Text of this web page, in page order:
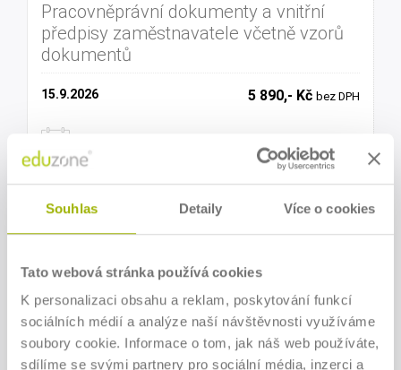
Souhlas Detaily Více o cookies
Tato webová stránka používá cookies
K personalizaci obsahu a reklam, poskytování funkcí
sociálních médií a analýze naší návštěvnosti využíváme
soubory cookie. Informace o tom, jak náš web používáte,
sdílíme se svými partnery pro sociální média, inzerci a
Pracovněprávní dokumenty a vnitřní
předpisy zaměstnavatele včetně vzorů
dokumentů
5 890,- Kč bez DPH
15.9.2026
Online seminář
ZOBRAZIT
Švarcsystém pod drobnohledem Kobry
26
15.9.2026